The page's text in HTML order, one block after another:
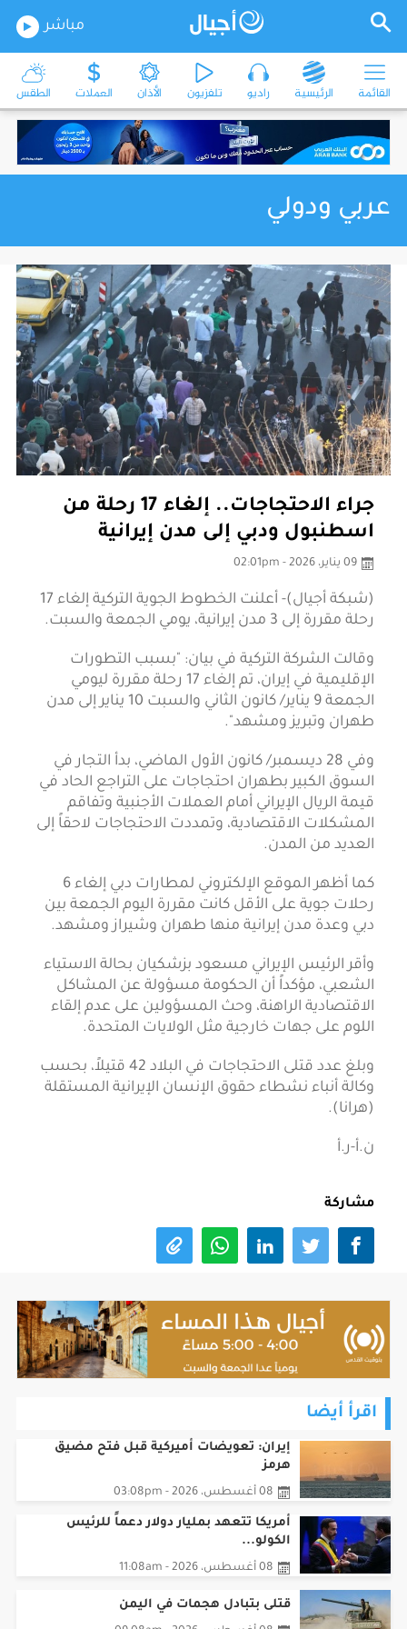
مباشر
القائمة الرئيسية راديو تلفزيون الأذان العملات الطقس
عربي ودولي
جراء الاحتجاجات.. إلغاء 17 رحلة من
اسطنبول ودبي إلى مدن إيرانية
09 يناير، 2026 - 02:01pm
(شبكة أجيال)- أعلنت الخطوط الجوية التركية إلغاء 17
رحلة مقررة إلى 3 مدن إيرانية، يومي الجمعة والسبت.
وقالت الشركة التركية في بيان: "بسبب التطورات
الإقليمية في إيران، تم إلغاء 17 رحلة مقررة ليومي
الجمعة 9 يناير/ كانون الثاني والسبت 10 يناير إلى مدن
طهران وتبريز ومشهد".
وفي 28 ديسمبر/ كانون الأول الماضي، بدأ التجار في
السوق الكبير بطهران احتجاجات على التراجع الحاد في
قيمة الريال الإيراني أمام العملات الأجنبية وتفاقم
المشكلات الاقتصادية، وتمددت الاحتجاجات لاحقاً إلى
العديد من المدن.
كما ‌أظهر الموقع الإلكتروني لمطارات دبي إلغاء 6
رحلات جوية على الأقل كانت مقررة اليوم الجمعة بين
دبي وعدة مدن إيرانية منها طهران وشيراز ومشهد.
وأقر الرئيس الإيراني مسعود بزشكيان بحالة الاستياء
الشعبي، مؤكداً أن الحكومة مسؤولة عن المشاكل
الاقتصادية الراهنة، وحث المسؤولين على عدم إلقاء
اللوم على جهات خارجية مثل الولايات المتحدة.
وبلغ عدد قتلى الاحتجاجات في البلاد 42 قتيلاً، بحسب
وكالة أنباء نشطاء حقوق الإنسان الإيرانية المستقلة
(هرانا).
ن.أ-ر.أ
مشاركة
اقرأ أيضا
إيران: تعويضات أميركية قبل فتح مضيق
هرمز
08 أغسطس، 2026 - 03:08pm
أمريكا تتعهد بمليار دولار دعماً للرئيس
الكولو...
08 أغسطس، 2026 - 11:08am
قتلى بتبادل هجمات في اليمن